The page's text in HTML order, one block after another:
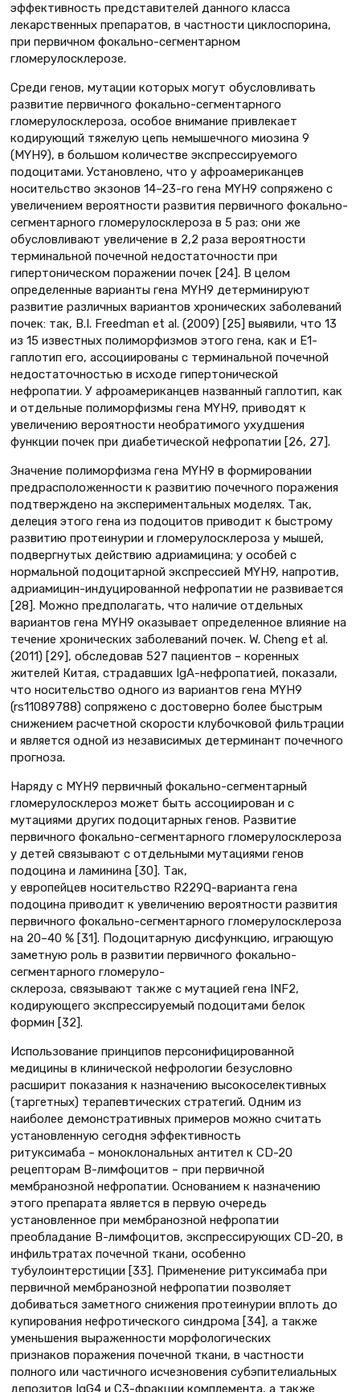
эффективность представителей данного класса
лекарственных препаратов, в частности циклоспорина,
при первичном фокально-сегментарном
гломерулосклерозе.
Среди генов, мутации которых могут обусловливать
развитие первичного фокально-сегментарного
гломерулосклероза, особое внимание привлекает
кодирующий тяжелую цепь немышечного миозина 9
(MYH9), в большом количестве экспрессируемого
подоцитами. Установлено, что у афроамериканцев
носительство экзонов 14–23-го гена MYH9 сопряжено с
увеличением вероятности развития первичного фокально-
сегментарного гломерулосклероза в 5 раз; они же
обусловливают увеличение в 2,2 раза вероятности
терминальной почечной недостаточности при
гипертоническом поражении почек [24]. В целом
определенные варианты гена MYH9 детерминируют
развитие различных вариантов хронических заболеваний
почек: так, B.I. Freedman et al. (2009) [25] выявили, что 13
из 15 известных полиморфизмов этого гена, как и Е1-
гаплотип его, ассоциированы с терминальной почечной
недостаточностью в исходе гипертонической
нефропатии. У афроамериканцев названный гаплотип, как
и отдельные полиморфизмы гена MYH9, приводят к
увеличению вероятности необратимого ухудшения
функции почек при диабетической нефропатии [26, 27].
Значение полиморфизма гена MYH9 в формировании
предрасположенности к развитию почечного поражения
подтверждено на экспериментальных моделях. Так,
делеция этого гена из подоцитов приводит к быстрому
развитию протеинурии и гломерулосклероза у мышей,
подвергнутых действию адриамицина; у особей с
нормальной подоцитарной экспрессией MYH9, напротив,
адриамицин-индуцированной нефропатии не развивается
[28]. Можно предполагать, что наличие отдельных
вариантов гена MYH9 оказывает определенное влияние на
течение хронических заболеваний почек. W. Cheng et al.
(2011) [29], обследовав 527 пациентов – коренных
жителей Китая, страдавших IgA-нефропатией, показали,
что носительство одного из вариантов гена MYH9
(rs11089788) сопряжено с достоверно более быстрым
снижением расчетной скорости клубочковой фильтрации
и является одной из независимых детерминант почечного
прогноза.
Наряду с MYH9 первичный фокально-сегментарный
гломерулосклероз может быть ассоциирован и с
мутациями других подоцитарных генов. Развитие
первичного фокально-сегментарного гломерулосклероза
у детей связывают с отдельными мутациями генов
подоцина и ламинина [30]. Так,
у европейцев носительство R229Q-варианта гена
подоцина приводит к увеличению вероятности развития
первичного фокально-сегментарного гломерулосклероза
на 20–40 % [31]. Подоцитарную дисфункцию, играющую
заметную роль в развитии первичного фокально-
сегментарного гломеруло-
склероза, связывают также с мутацией гена INF2,
кодирующего экспрессируемый подоцитами белок
формин [32].
Использование принципов персонифицированной
медицины в клинической нефрологии безусловно
расширит показания к назначению высокоселективных
(таргетных) терапевтических стратегий. Одним из
наиболее демонстративных примеров можно считать
установленную сегодня эффективность
ритуксимаба – моноклональных антител к CD-20
рецепторам В-лимфоцитов – при первичной
мембранозной нефропатии. Основанием к назначению
этого препарата является в первую очередь
установленное при мембранозной нефропатии
преобладание В-лимфоцитов, экспрессирующих CD-20, в
инфильтратах почечной ткани, особенно
тубулоинтерстиции [33]. Применение ритуксимаба при
первичной мембранозной нефропатии позволяет
добиваться заметного снижения протеинурии вплоть до
купирования нефротического синдрома [34], а также
уменьшения выраженности морфологических
признаков поражения почечной ткани, в частности
полного или частичного исчезновения субэпителиальных
депозитов IgG4 и С3-фракции комплемента, а также